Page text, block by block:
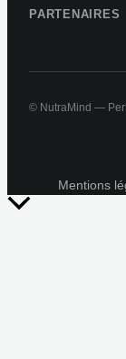
PARTENAIRES
© NutraMind —
Mentions